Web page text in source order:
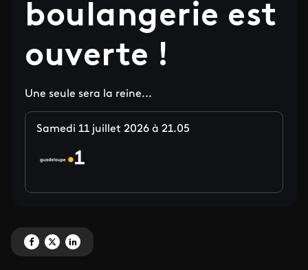
boulangerie est
ouverte !
Une seule sera la reine...
Samedi 11 juillet 2026 à 21.05
Partagez 'Drag Race France saison 4 : la boulangerie est ouverte !' sur
Partagez 'Drag Race France saison 4 : la boulangerie est ouverte !' sur
Partagez 'Drag Race France saison 4 : la boulangerie est ouverte